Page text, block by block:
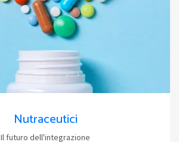
Nutraceutici
Il futuro dell'integrazione